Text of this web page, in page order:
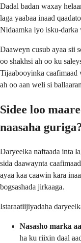
Dadal badan waxay
laga yaabaa inaad
Nidaamka iyo isku-darka
Daaweyn cusub ayaa sii
oo shakhsi ah oo ku
Tijaabooyinka caafimaad
ah oo aan weli si
Sidee loo
naasaha
Daryeelka naftaada inta
sida daawaynta
ayaa kaa caawin kara
bogsashada jirkaaga.
Istaraatiijiyadaha
Nasasho marka
ha ku riixin daal